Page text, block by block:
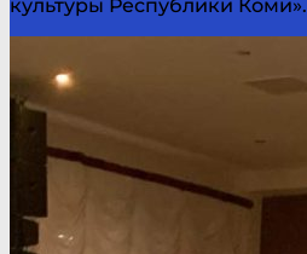
культуры Республики Коми».